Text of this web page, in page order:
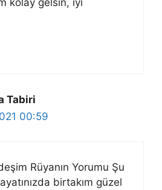
Tabiri
00:59
Rüyanın Yorumu Şu
birtakım güzel